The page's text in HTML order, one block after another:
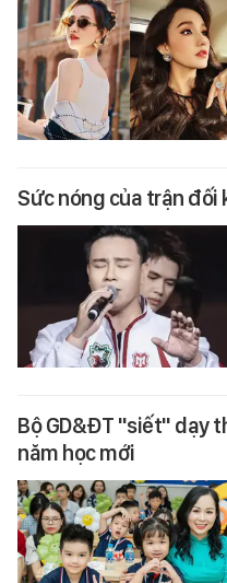
Sức nóng của trận đối
Bộ GD&ĐT "siết" dạy
năm học mới